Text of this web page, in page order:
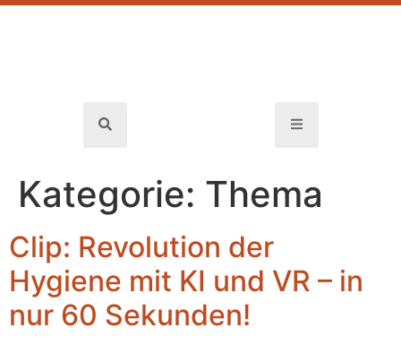
Kategorie: Thema
Clip: Revolution der
Hygiene mit KI und VR – in
nur 60 Sekunden!